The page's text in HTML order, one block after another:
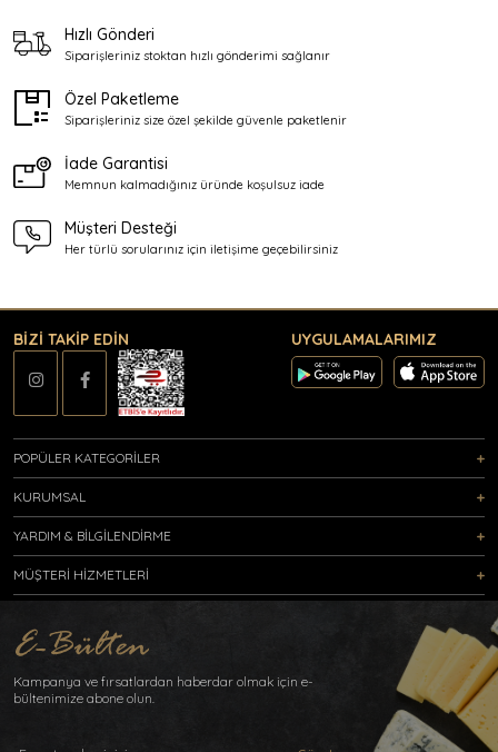
Hızlı Gönderi
Siparişleriniz stoktan hızlı gönderimi sağlanır
Özel Paketleme
Siparişleriniz size özel şekilde güvenle paketlenir
İade Garantisi
Memnun kalmadığınız üründe koşulsuz iade
Müşteri Desteği
Her türlü sorularınız için iletişime geçebilirsiniz
BİZİ TAKİP EDİN UYGULAMALARIMIZ
POPÜLER KATEGORİLER
KURUMSAL
YARDIM & BİLGİLENDİRME
MÜŞTERİ HİZMETLERİ
Kampanya ve fırsatlardan haberdar olmak için e-
bültenimize abone olun.